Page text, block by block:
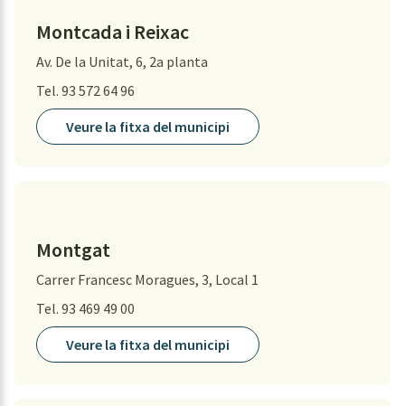
Montcada i Reixac
Av. De la Unitat, 6, 2a planta
Tel. 93 572 64 96
Veure la fitxa del municipi
Montgat
Carrer Francesc Moragues, 3, Local 1
Tel. 93 469 49 00
Veure la fitxa del municipi